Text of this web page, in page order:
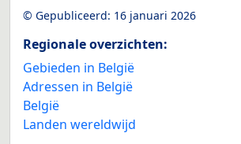
© Gepubliceerd: 16 januari 2026
Regionale overzichten:
Gebieden in België
Adressen in België
België
Landen wereldwijd